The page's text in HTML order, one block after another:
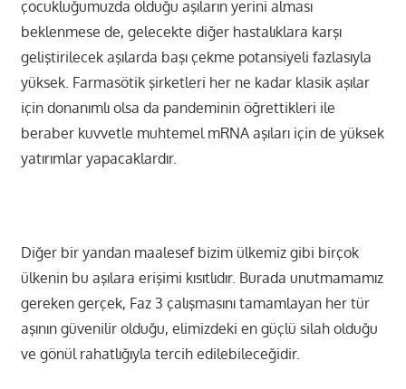
çocukluğumuzda olduğu aşıların yerini alması
beklenmese de, gelecekte diğer hastalıklara karşı
geliştirilecek aşılarda başı çekme potansiyeli fazlasıyla
yüksek. Farmasötik şirketleri her ne kadar klasik aşılar
için donanımlı olsa da pandeminin öğrettikleri ile
beraber kuvvetle muhtemel mRNA aşıları için de yüksek
yatırımlar yapacaklardır.
Diğer bir yandan maalesef bizim ülkemiz gibi birçok
ülkenin bu aşılara erişimi kısıtlıdır. Burada unutmamamız
gereken gerçek, Faz 3 çalışmasını tamamlayan her tür
aşının güvenilir olduğu, elimizdeki en güçlü silah olduğu
ve gönül rahatlığıyla tercih edilebileceğidir.